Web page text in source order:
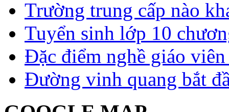
Trường trung cấp nào
Tuyển sinh lớp 10
Đặc điểm nghề giáo
Đường vinh quang bắt